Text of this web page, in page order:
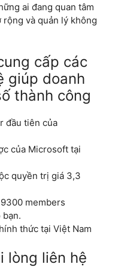
ai đang quan tâm
và quản lý không
cấp các
giúp doanh
thành công
đầu tiên của
của Microsoft tại
quyền trị giá 3,3
members
thức tại Việt Nam
lòng liên hệ